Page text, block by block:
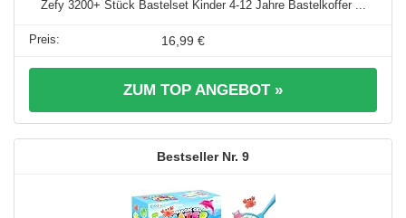
Zefy 3200+ Stück Bastelset Kinder 4-12 Jahre Bastelkoffer ...
16,99 €
ZUM TOP ANGEBOT »
9